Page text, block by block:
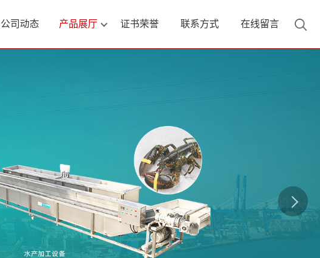
公司动态 产品展厅 证书荣誉 联系方式 在线留言